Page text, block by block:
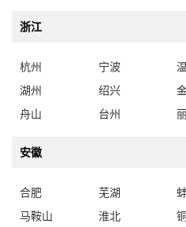
浙江
杭州 宁波
湖州
绍兴
舟山
台州
安徽
合肥 芜湖
马鞍山
淮北